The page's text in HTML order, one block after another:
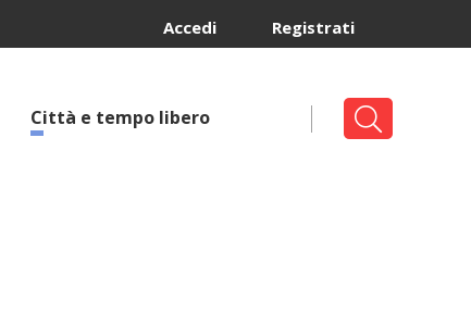
Registrati
Accedi
Città e tempo libero